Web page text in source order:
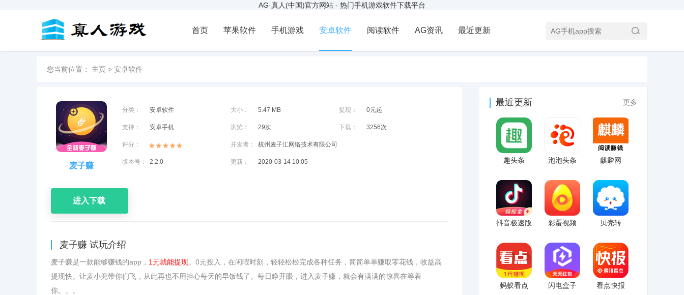
AG·真人(中国)官方网站 - 热门手机游戏软件下载平台
首页 苹果软件 手机游戏 安卓软件 阅读软件 AG资讯 最近更新
您当前位置： 主页 > 安卓软件
麦子赚
分类： 安卓软件 大小： 5.47 MB 提现： 0元起
支持： 安卓手机 浏览： 29次 下载： 3256次
评分： 开发者： 杭州麦子汇网络技术有限公司
版本号： 2.2.0 更新： 2020-03-14 10:05
进入下载
麦子赚 试玩介绍
麦子赚是一款能够赚钱的app， 1元就能提现。0元投入，在闲暇时刻，轻轻松松完成各种任务，简简单单赚取零花钱，收益高
提现快。让麦小兜带你们飞，从此再也不用担心每天的早饭钱了。每日睁开眼，进入麦子赚，就会有满满的惊喜在等着
你。。。
最近更新 更多
趣头条 泡泡头条 麒麟网
抖音极速版 彩蛋视频 贝壳转
蚂蚁看点 闪电盒子 看点快报